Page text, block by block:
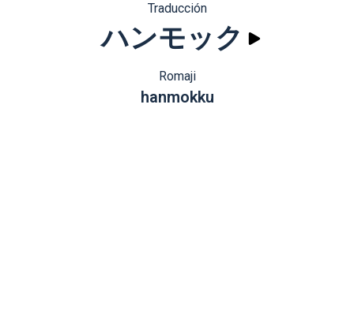
Traducción
ハンモック
Romaji
hanmokku